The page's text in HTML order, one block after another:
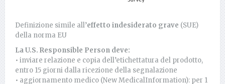
Definizione simile all’effetto indesiderato grave (SUE)
della norma EU
La U.S. Responsible Person deve:
• inviare relazione e copia dell’etichettatura del prodotto,
entro 15 giorni dalla ricezione della segnalazione
• aggiornamento medico (New MedicalInformation): per 1